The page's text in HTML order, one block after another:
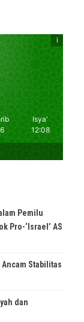
Pemilu
Pro-‘Israel’ AS
Stabilitas
dan